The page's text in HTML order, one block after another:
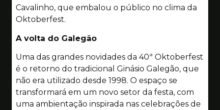
Cavalinho, que embalou o público no clima da
Oktoberfest.
A volta do Galegão
Uma das grandes novidades da 40ª Oktoberfest
é o retorno do tradicional Ginásio Galegão, que
não era utilizado desde 1998. O espaço se
transformará em um novo setor da festa, com
uma ambientação inspirada nas celebrações de